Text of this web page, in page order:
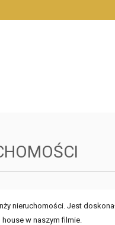
nieruchomości. Jest
w naszym filmie.